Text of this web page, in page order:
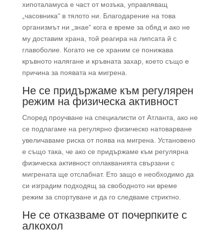
хипоталамуса е част от мозъка, управляващ
„часовника“ в тялото ни. Благодарение на това
организмът ни „знае“ кога е време за обяд и ако не
му доставим храна, той реагира на липсата й с
главоболие. Когато не се храним се понижава
кръвното налягане и кръвната захар, което също е
причина за появата на мигрена.
Не се придържаме към регулярен
режим на физическа активност
Според проучване на специалисти от Атланта, ако не
се подлагаме на регулярно физическо натоварване
увеличаваме риска от поява на мигрена. Установено
е също така, че ако се придържаме към регулярна
физическа активност оплакванията свързани с
мигрената ще отслабнат. Ето защо е необходимо да
си изградим подходящ за свободното ни време
режим за спортуване и да го следваме стриктно.
Не се отказваме от почерпките с
алкохол